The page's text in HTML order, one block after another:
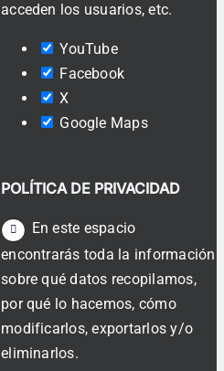
acceden los usuarios, etc.
YouTube
Facebook
X
Google Maps
POLÍTICA DE PRIVACIDAD
En este espacio
encontrarás toda la información
sobre qué datos recopilamos,
por qué lo hacemos, cómo
modificarlos, exportarlos y/o
eliminarlos.